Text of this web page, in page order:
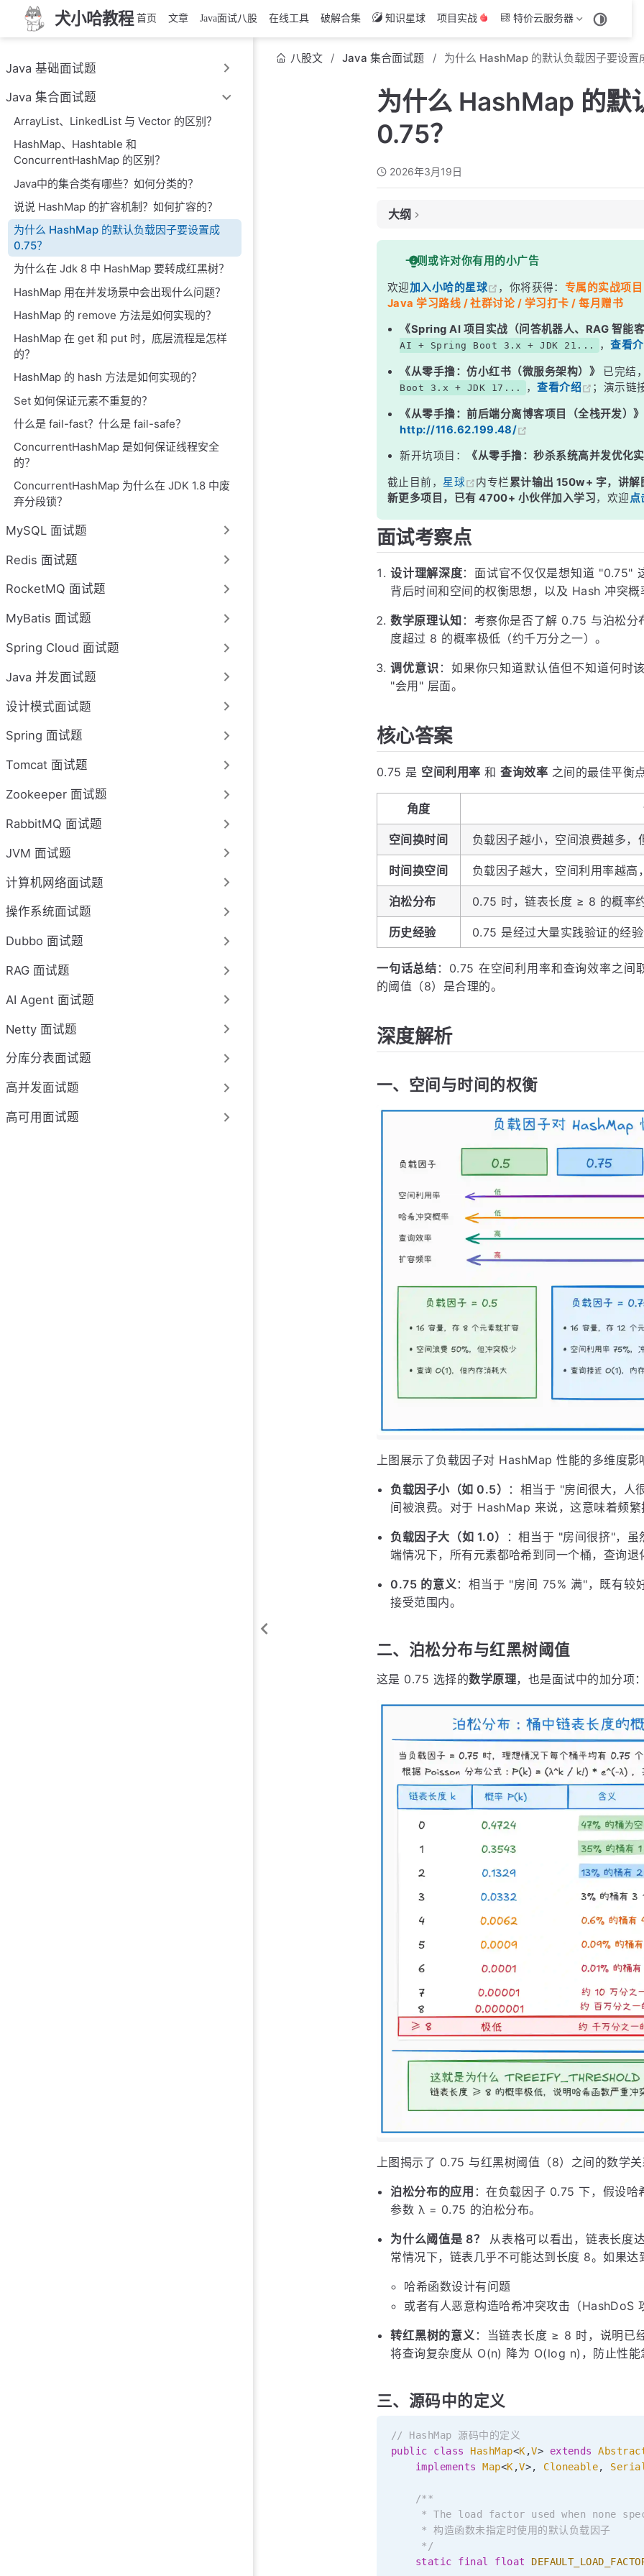
犬小哈教程 首页 文章 Java面试八股 在线工具 破解合集 知识星球 项目实战 特价云服务器
Java 基础面试题
Java 集合面试题
ArrayList、LinkedList 与 Vector 的区别？
HashMap、Hashtable 和
ConcurrentHashMap 的区别？
Java中的集合类有哪些？如何分类的？
说说 HashMap 的扩容机制？如何扩容的？
为什么 HashMap 的默认负载因子要设置成
0.75？
为什么在 Jdk 8 中 HashMap 要转成红黑树？
HashMap 用在并发场景中会出现什么问题？
HashMap 的 remove 方法是如何实现的？
HashMap 在 get 和 put 时，底层流程是怎样
的？
HashMap 的 hash 方法是如何实现的？
Set 如何保证元素不重复的？
什么是 fail-fast？什么是 fail-safe？
ConcurrentHashMap 是如何保证线程安全
的？
ConcurrentHashMap 为什么在 JDK 1.8 中废
弃分段锁？
MySQL 面试题
Redis 面试题
RocketMQ 面试题
MyBatis 面试题
Spring Cloud 面试题
Java 并发面试题
设计模式面试题
Spring 面试题
Tomcat 面试题
Zookeeper 面试题
RabbitMQ 面试题
JVM 面试题
计算机网络面试题
操作系统面试题
Dubbo 面试题
RAG 面试题
AI Agent 面试题
Netty 面试题
分库分表面试题
高并发面试题
高可用面试题
八股文 Java 集合面试题 为什么 HashMap 的默认负载因子要设置
为什么 HashMap 的默
0.75？
2026年3月19日
大纲
面试考察点
核心答案
深度解析
二、泊松分布与红黑树阈值
三、源码中的定义
四、什么场景需要调整负载因子？
面试高频追问
常见面试变体
记忆口诀
总结
一则或许对你有用的小广告
欢迎加入小哈的星球 ，你将获得： 专属的实战项
Java 学习路线 / 社群讨论 / 学习打卡 / 每月赠书
《Spring AI 项目实战（问答机器人、RAG 智能
AI + Spring Boot 3.x + JDK 21... ，查看
《从零手撸：仿小红书（微服务架构）》 已完结
Boot 3.x + JDK 17... ，查看介绍 ；演示链
《从零手撸：前后端分离博客项目（全栈开发）》
http://116.62.199.48/
新开坑项目： 《从零手撸：秒杀系统高并发优化
截止目前， 星球 内专栏累计输出 150w+ 字，讲解
新更多项目，已有 4700+ 小伙伴加入学习，欢迎点
面试考察点
设计理解深度：面试官不仅仅是想知道 "0.75"
背后时间和空间的权衡思想，以及 Hash 冲突
数学原理认知 ：考察你是否了解 0.75 与泊松
度超过 8 的概率极低（约千万分之一）。
调优意识 ：如果你只知道默认值但不知道何时
"会用" 层面。
核心答案
0.75 是 空间利用率 和查询效率 之间的最佳平衡
角度
空间换时间 负载因子越小，空间浪费越多
时间换空间 负载因子越大，空间利用率越
泊松分布 0.75 时，链表长度 ≥ 8 的概率
历史经验 0.75 是经过大量实践验证的经
一句话总结 ：0.75 在空间利用率和查询效率之间
的阈值（8）是合理的。
深度解析
一、空间与时间的权衡
上图展示了负载因子对 HashMap 性能的多维度影
负载因子小（如 0.5）
：相当于 "房间很大，人
间被浪费。对于 HashMap 来说，这意味着频
负载因子大（如 1.0）
：相当于 "房间很挤"，
端情况下，所有元素都哈希到同一个桶，查询
0.75 的意义 ：相当于 "房间 75% 满"，既有较
接受范围内。
二、泊松分布与红黑树阈值
这是 0.75 选择的数学原理，也是面试中的加分项
上图揭示了 0.75 与红黑树阈值（8）之间的数学
泊松分布的应用 ：在负载因子 0.75 下，假设
参数 λ = 0.75 的泊松分布。
为什么阈值是 8？
从表格可以看出，链表长度
常情况下，链表几乎不可能达到长度 8。如果达
哈希函数设计有问题
或者有人恶意构造哈希冲突攻击（HashDoS
转红黑树的意义 ：当链表长度 ≥ 8 时，说明已
将查询复杂度从 O(n) 降为 O(log n)，防止性能
三、源码中的定义
// HashMap 源码中的定义
public
class HashMap<K ,V> extends
implements
Map<K ,V>, Cloneable,
/**
* The load factor used when none
     * 构造函数未指定时使用的默认负载因子
     */
static
final float